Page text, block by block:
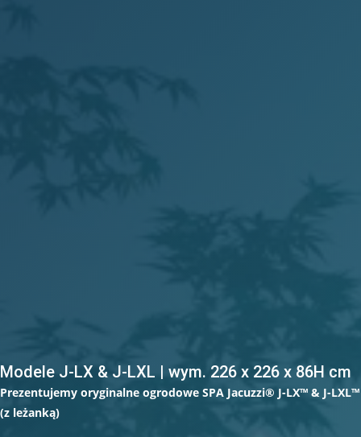
Modele J-LX & J-LXL | wym. 226 x 226 x 86H cm
Prezentujemy oryginalne ogrodowe SPA Jacuzzi® J-LX™ & J-LXL™
(z leżanką)